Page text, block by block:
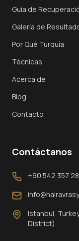
Guía de
Galería de
Por Qué Turquía
Técnicas
Acerca de
Blog
Contacto
Contáctanos
+90 542 357
Istanbul,
District)